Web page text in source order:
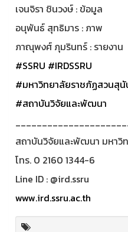
เจนจิรา ชินวงษ์ : ข้อมูล
อนุพันธ์ สุทธิมาร : ภาพ
ภาณุพงศ์ ภุมรินทร์ : รายงาน
#SSRU #IRDSSRU
#มหาวิทยาลัยราชภัฏสวนสุนั
#สถาบันวิจัยและพัฒนา
สถาบันวิจัยและพัฒนา มหาวิ
โทร. 0 2160 1344-6
Line ID : @ird.ssru
www.ird.ssru.ac.th